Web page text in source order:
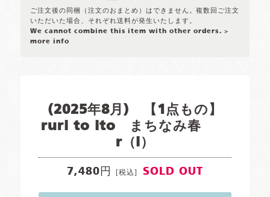
ご注文後の同梱（注文のおまとめ）はできません。複数回ご注文
いただいた場合、それぞれ送料が発生いたします。
We cannot combine this item with other orders. >
more info
(2025年8月) 【1点もの】
ruri to ito まちなみ春
r（i）
7,480円 [税込] SOLD OUT